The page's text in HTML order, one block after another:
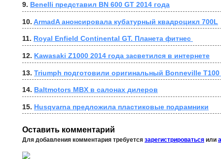
9. Benelli представил BN 600 GT 2014 года
10. ArmadA анонсировала кубатурный квадроцикл 700L
11. Royal Enfield Continental GT. Планета фитнес
12. Kawasaki Z1000 2014 года засветился в интернете
13. Triumph подготовили оригинальный Bonneville T100
14. Baltmotors MBX в салонах дилеров
15. Husqvarna предложила пластиковые подрамники
Оставить комментарий
Для добавления комментария требуется зарегистрироваться или